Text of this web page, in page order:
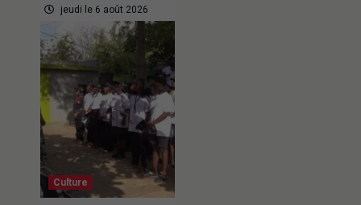
jeudi le 6 août 2026
Culture